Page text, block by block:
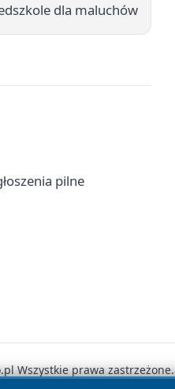
dla maluchów
pilne
Wszystkie prawa zastrzeżone.